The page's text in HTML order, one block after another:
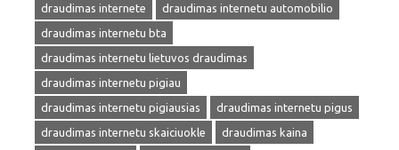
draudimas internete
draudimas internetu automobilio
draudimas internetu bta
draudimas internetu lietuvos draudimas
draudimas internetu pigiau
draudimas internetu pigiausias
draudimas internetu pigus
draudimas internetu skaiciuokle
draudimas kaina